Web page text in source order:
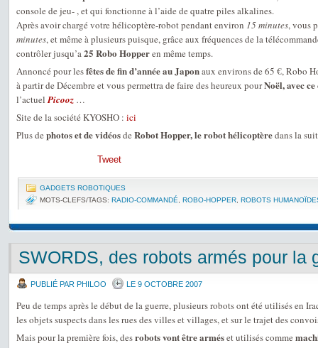
console de jeu- , et qui fonctionne à l’aide de quatre piles alkalines.
Après avoir chargé votre hélicoptère-robot pendant environ 15 minutes, vous
minutes, et même à plusieurs puisque, grâce aux fréquences de la
contrôler jusqu’a25 Robo Hopperen même temps.
Annoncé pour lesfêtes de fin d’année au Japonaux environs de 65 €, Robo
à partir de Décembre et vous permettra de faire des heureux pourNoël, avec
l’actuelPicooz …
Site de la société KYOSHO : ici
Plus de photos et de vidéosde Robot Hopper, le robot hélicoptèredans la
Tweet
GADGETS ROBOTIQUES
MOTS-CLEFS/TAGS: RADIO-COMMANDÉ ROBO-HOPPER ROBOTS
SWORDS, des robots armés pour la
PUBLIÉ PAR PHILOO LE 9 OCTOBRE 2007
Peu de temps après le début de la guerre, plusieurs robots ont été utilisés en
les objets suspects dans les rues des villes et villages, et sur le trajet des
Mais pour la première fois, desrobots vont être arméset utilisés comme